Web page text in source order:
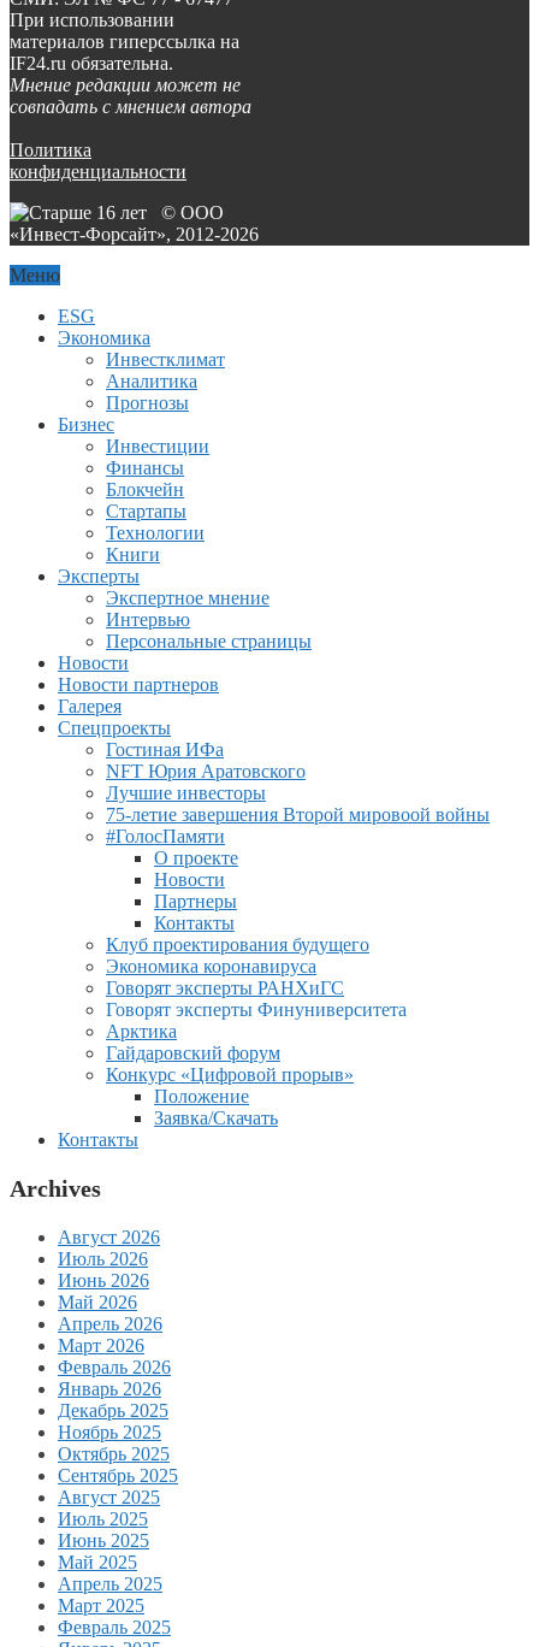
При использовании
материалов гиперссылка на
IF24.ru обязательна.
Мнение редакции может не
совпадать с мнением автора
Политика
конфиденциальности
© ООО
«Инвест-Форсайт», 2012-2026
Меню
ESG
Экономика
Инвестклимат
Аналитика
Прогнозы
Бизнес
Инвестиции
Финансы
Блокчейн
Стартапы
Технологии
Книги
Эксперты
Экспертное мнение
Интервью
Персональные страницы
Новости
Новости партнеров
Галерея
Спецпроекты
Гостиная ИФа
NFT Юрия Аратовского
Лучшие инвесторы
75-летие завершения Второй мировоой войны
#ГолосПамяти
О проекте
Новости
Партнеры
Контакты
Клуб проектирования будущего
Экономика коронавируса
Говорят эксперты РАНХиГС
Говорят эксперты Финуниверситета
Арктика
Гайдаровский форум
Конкурс «Цифровой прорыв»
Положение
Заявка/Скачать
Контакты
Archives
Август 2026
Июль 2026
Июнь 2026
Май 2026
Апрель 2026
Март 2026
Февраль 2026
Январь 2026
Декабрь 2025
Ноябрь 2025
Октябрь 2025
Сентябрь 2025
Август 2025
Июль 2025
Июнь 2025
Май 2025
Апрель 2025
Март 2025
Февраль 2025